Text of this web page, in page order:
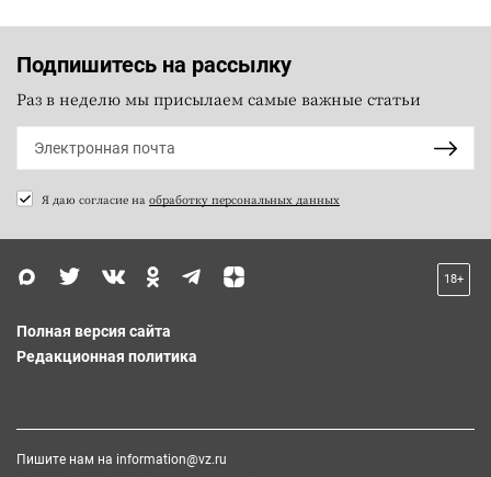
Подпишитесь на рассылку
Раз в неделю мы присылаем самые важные статьи
Я даю согласие на обработку персональных данных
18+
Полная версия сайта
Редакционная политика
Пишите нам на information@vz.ru